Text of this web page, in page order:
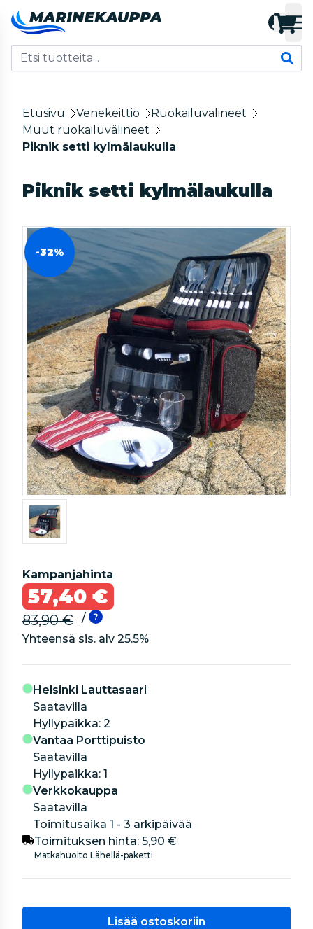
Etusivu Venekeittiö
Ruokailuvälineet
Muut ruokailuvälineet
Piknik setti kylmälaukulla
Piknik setti kylmälaukulla
-32%
Kampanjahinta
57,40 €
83,90 €
/
Yhteensä sis. alv 25.5%
Helsinki Lauttasaari
Saatavilla
hyllypaikka: 2
Vantaa Porttipuisto
Saatavilla
hyllypaikka: 1
Verkkokauppa
Saatavilla
Toimitusaika 1 - 3 arkipäivää
Toimituksen hinta: 5,90 €
Matkahuolto Lähellä-paketti
Lisää ostoskoriin